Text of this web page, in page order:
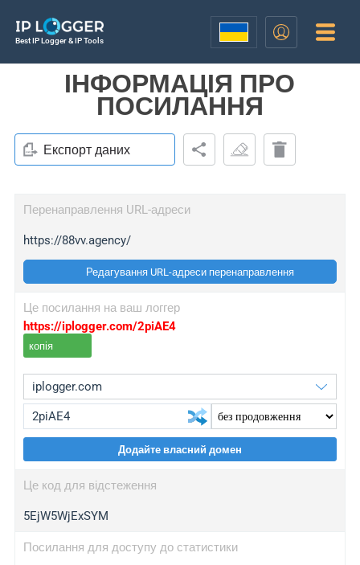
Best IP Logger & IP Tools
ІНФОРМАЦІЯ ПРО
ПОСИЛАННЯ
Експорт даних
Перенаправлення URL-адреси
https://88vv.agency/
Редагування URL-адреси перенаправлення
Це посилання на ваш логгер
https://iplogger.com/2piAE4
копія
wl.gl
ed.tc
Додайте власний домен
Це код для відстеження
5EjW5WjExSYM
Посилання для доступу до статистики